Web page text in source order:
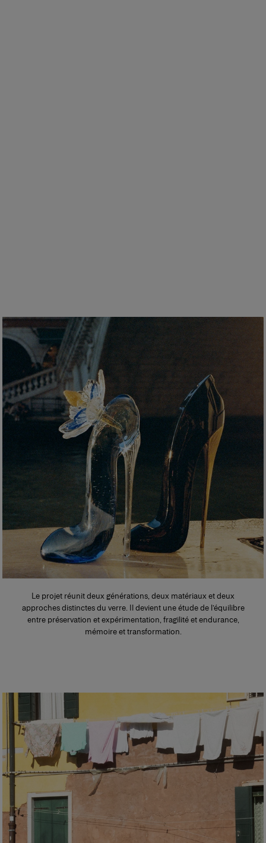
Le projet réunit deux générations, deux matériaux et deux
approches distinctes du verre. Il devient une étude de l’équilibre
entre préservation et expérimentation, fragilité et endurance,
mémoire et transformation.